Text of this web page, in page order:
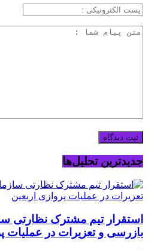
جدیدترین تحلیل‌ها
استقرار تیم مشترک نظارتی
بازرسی و تعزیرات در عملیات